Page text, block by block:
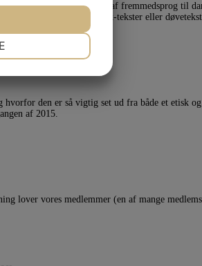
for undertekstning af fremmedsprog til
vil sige dansk-dansk-tekster eller
den er så vigtig set ud fra både et etisk
af 2015.
lover vores medlemmer (en af mange